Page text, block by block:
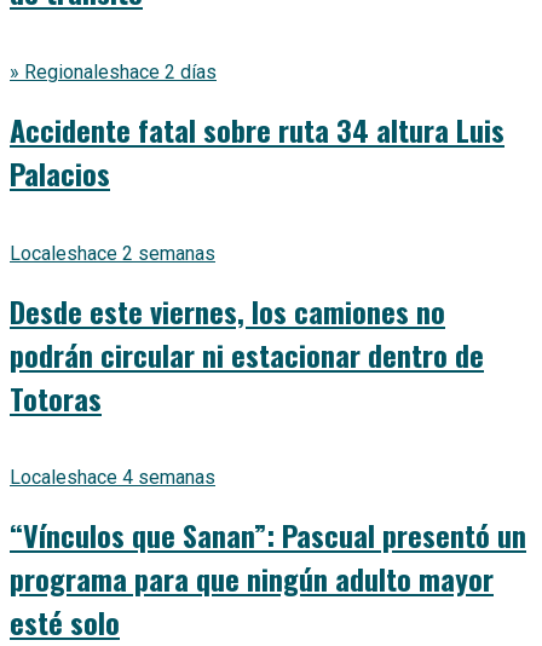
» Regionaleshace 2 días
Accidente fatal sobre ruta 34 altura Luis
Palacios
Localeshace 2 semanas
Desde este viernes, los camiones no
podrán circular ni estacionar dentro de
Totoras
Localeshace 4 semanas
“Vínculos que Sanan”: Pascual presentó un
programa para que ningún adulto mayor
esté solo